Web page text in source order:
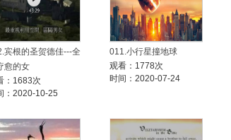
宾根的圣贺德佳---全
愈的女
：1683次
：2020-10-25
011.小行星撞地球
观看：1778次
时间：2020-07-24